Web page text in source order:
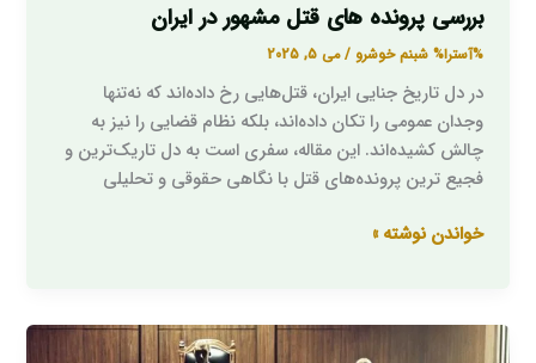
بررسی پرونده های قتل مشهور در ایران
%آسترا% شبنم خوشرو/می 5, 2025
در دل تاریخ جنایی ایران، قتل‌هایی رخ داده‌اند که نه‌تنها
وجدان عمومی را تکان داده‌اند، بلکه نظام قضایی را نیز به
چالش کشیده‌اند. این مقاله، سفری است به دل تاریک‌ترین و
فجیع ترین پرونده‌های قتل با نگاهی حقوقی و تحلیلی
خواندن نوشته »